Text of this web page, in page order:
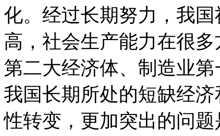
化。经过长期努力，我
高，社会生产能力在很
第二大经济体、制造业
我国长期所处的短缺经
性转变，更加突出的问